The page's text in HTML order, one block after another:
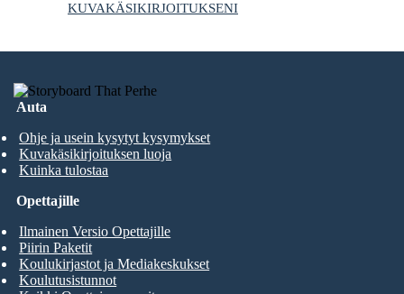
KUVAKÄSIKIRJOITUKSENI
Auta
Ohje ja usein kysytyt kysymykset
Kuvakäsikirjoituksen luoja
Kuinka tulostaa
Opettajille
Ilmainen Versio Opettajille
Piirin Paketit
Koulukirjastot ja Mediakeskukset
Koulutusistunnot